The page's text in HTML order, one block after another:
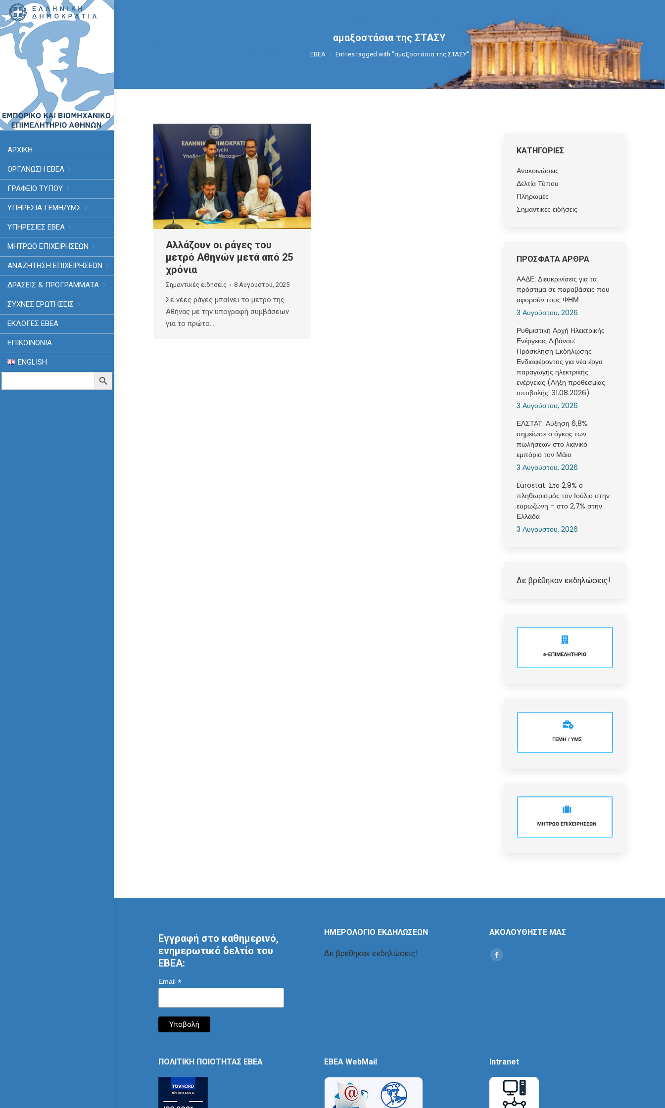
ΑΡΧΙΚΗ
ΟΡΓΑΝΩΣΗ ΕΒΕΑ
ΓΡΑΦΕΙΟ ΤΥΠΟΥ
ΥΠΗΡΕΣΊΑ ΓΕΜΗ/ΥΜΣ
ΥΠΗΡΕΣΙΕΣ ΕΒΕΑ
ΜΗΤΡΩΟ ΕΠΙΧΕΙΡΗΣΕΩΝ
ΑΝΑΖΗΤΗΣΗ ΕΠΙΧΕΙΡΗΣΕΩΝ
ΔΡΑΣΕΙΣ & ΠΡΟΓΡΑΜΜΑΤΑ
ΣΥΧΝΕΣ ΕΡΩΤΗΣΕΙΣ
ΕΚΛΟΓΈΣ ΕΒΕΑ
ΕΠΙΚΟΙΝΩΝΙΑ
ENGLISH
Search
Search Button
αμαξοστάσια της ΣΤΑΣΥ
You are here:
ΕΒΕΑ Entries tagged with "αμαξοστάσια της ΣΤΑΣΥ"
Αλλάζουν οι ράγες του
μετρό Αθηνών μετά από 25
χρόνια
Σημαντικές ειδήσεις 8 Αυγούστου, 2025
Σε νέες ράγες μπαίνει το μετρό της
Αθήνας με την υπογραφή συμβάσεων
για το πρώτο…
ΚΑΤΗΓΟΡΙΕΣ
Ανακοινώσεις
Δελτία Τύπου
Πληρωμές
Σημαντικές ειδήσεις
ΠΡΟΣΦΑΤΑ ΑΡΘΡΑ
ΑΑΔΕ: Διευκρινίσεις για τα
πρόστιμα σε παραβάσεις που
αφορούν τους ΦΗΜ
3 Αυγούστου, 2026
Ρυθμιστική Αρχή Ηλεκτρικής
Ενέργειας Λιβάνου:
Πρόσκληση Εκδήλωσης
Ενδιαφέροντος για νέα έργα
παραγωγής ηλεκτρικής
ενέργειας (Λήξη προθεσμίας
υποβολής: 31.08.2026)
3 Αυγούστου, 2026
ΕΛΣΤΑΤ: Αύξηση 6,8%
σημείωσε ο όγκος των
πωλήσεων στο λιανικό
εμπόριο τον Μάιο
3 Αυγούστου, 2026
Eurostat: Στο 2,9% ο
πληθωρισμός τον Ιούλιο στην
ευρωζώνη – στο 2,7% στην
Ελλάδα
3 Αυγούστου, 2026
Δε βρέθηκαν εκδηλώσεις!
Εγγραφή στο καθημερινό,
ενημερωτικό δελτίο του
ΕΒΕΑ:
Email *
ΗΜΕΡΟΛΟΓΙΟ ΕΚΔΗΛΩΣΕΩΝ
Δε βρέθηκαν εκδηλώσεις!
ΑΚΟΛΟΥΘΗΣΤΕ ΜΑΣ
Find us on:
Social
ΠΟΛΙΤΙΚΗ ΠΟΙΟΤΗΤΑΣ ΕΒΕΑ EBEA WebMail Intranet